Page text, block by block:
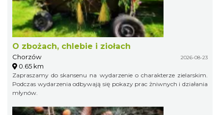
O zbożach, chlebie i ziołach
Chorzów 2026-08-23
0.65 km
Zapraszamy do skansenu na wydarzenie o charakterze zielarskim.
Podczas wydarzenia odbywają się pokazy prac żniwnych i działania
młynów.